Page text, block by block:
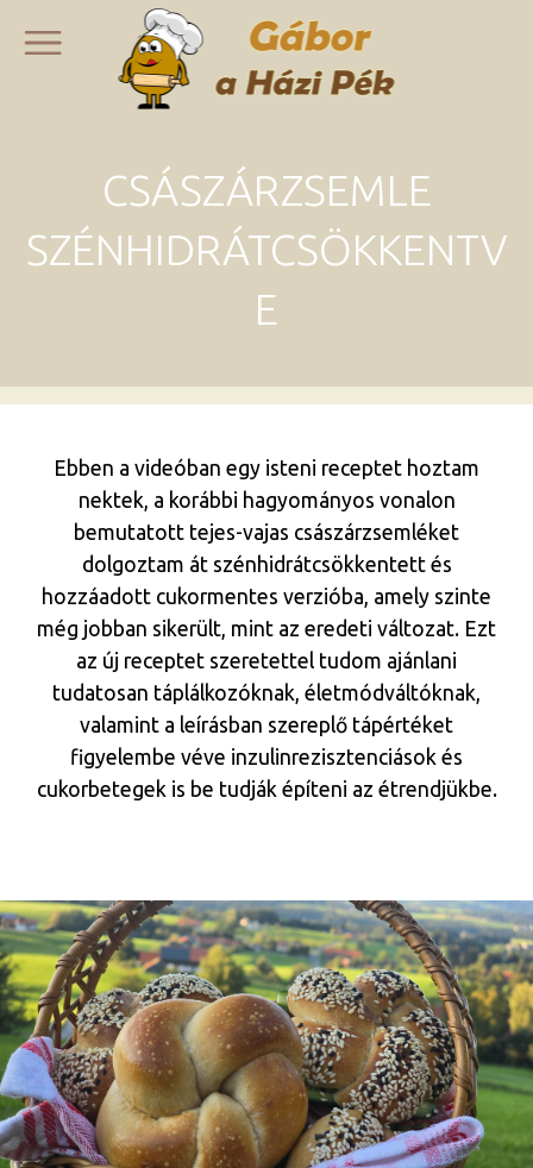
CSÁSZÁRZSEMLE
SZÉNHIDRÁTCSÖKKENTV
E
Ebben a videóban egy isteni receptet hoztam
nektek, a korábbi hagyományos vonalon
bemutatott tejes-vajas császárzsemléket
dolgoztam át szénhidrátcsökkentett és
hozzáadott cukormentes verzióba, amely szinte
még jobban sikerült, mint az eredeti változat. Ezt
az új receptet szeretettel tudom ajánlani
tudatosan táplálkozóknak, életmódváltóknak,
valamint a leírásban szereplő tápértéket
figyelembe véve inzulinrezisztenciások és
cukorbetegek is be tudják építeni az étrendjükbe.